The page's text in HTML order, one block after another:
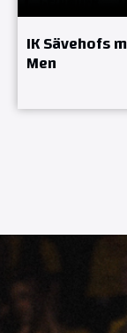
IK Sävehofs
Men